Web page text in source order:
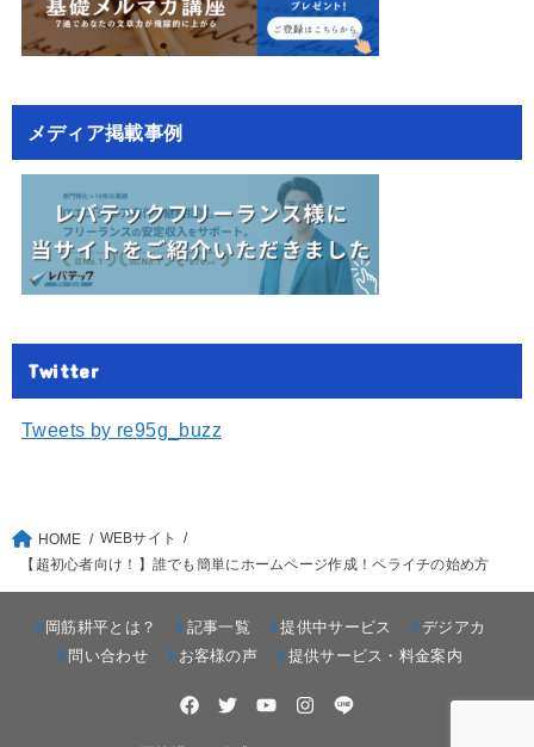
メディア掲載事例
Twitter
Tweets by re95g_buzz
HOME
WEBサイト
【超初心者向け！】誰でも簡単にホームページ作成！ペライチの始め方
岡筋耕平とは？ 記事一覧 提供中サービス
デジアカ
問い合わせ
お客様の声 提供サービス・料金案内